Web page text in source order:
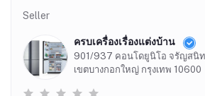
Seller
ครบเครื่องเรื่องแต่งบ้าน
901/937 คอนโดยูนิโอ จรัญสนิท
เขตบางกอกใหญ่ กรุงเทพ 10600